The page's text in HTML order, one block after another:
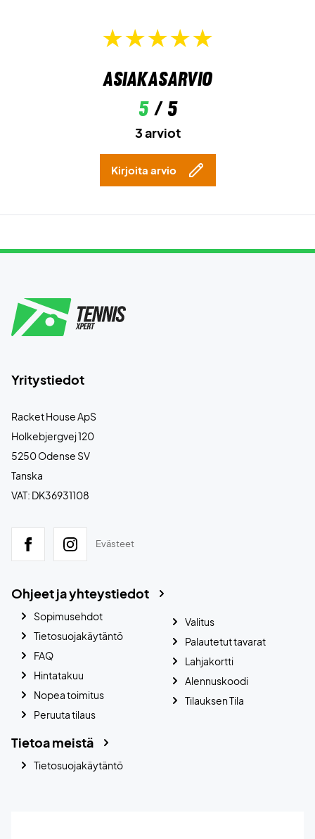
Asiakasarvio
5/ 5
3 arviot
Kirjoita arvio
Yritystiedot
Racket House ApS
Holkebjergvej 120
5250 Odense SV
Tanska
VAT: DK36931108
Evästeet
Ohjeet ja yhteystiedot
Sopimusehdot
Tietosuojakäytäntö
FAQ
Hintatakuu
Nopea toimitus
Peruuta tilaus
Valitus
Palautetut tavarat
Lahjakortti
Alennuskoodi
Tilauksen Tila
Tietoa meistä
Tietosuojakäytäntö